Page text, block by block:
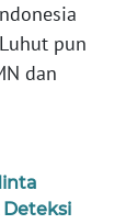
pun
dan
Deteksi